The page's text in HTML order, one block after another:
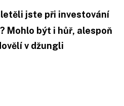
jste při investování
Mohlo být i hůř, alespoň
v džungli